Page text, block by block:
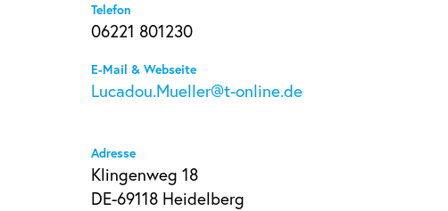
Telefon
06221 801230
E-Mail & Webseite
Lucadou.Mueller@t-online.de
Adresse
Klingenweg 18
DE-69118 Heidelberg